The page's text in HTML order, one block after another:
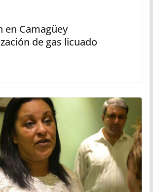
en Camagüey
de gas licuado